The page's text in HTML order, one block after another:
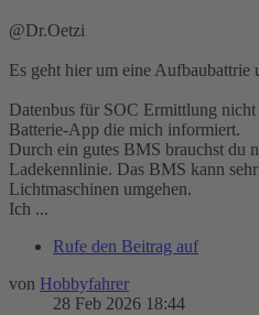
@Dr.Oetzi
Es geht hier um eine Aufbaubattrie
Datenbus für SOC Ermittlung
Batterie-App die mich informiert.
Durch ein gutes BMS brauchst du
Ladekennlinie. Das BMS kann
Lichtmaschinen umgehen.
Ich ...
Rufe den Beitrag auf
von Hobbyfahrer
28 Feb 2026 18:44